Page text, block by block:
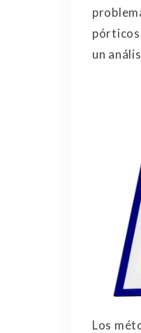
pórticos
un
Los